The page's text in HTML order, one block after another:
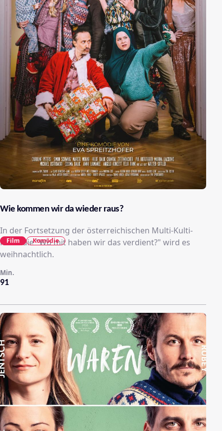
Wie kommen wir da wieder raus?
In der Fortsetzung der österreichischen Multi-Kulti-
Komödie "Wo mit haben wir das verdient?" wird es
weihnachtlich.
91
Min.
Film Komödie